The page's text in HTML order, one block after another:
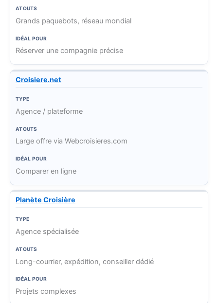
Grands paquebots, réseau mondial
Réserver une compagnie précise
Croisiere.net
Agence / plateforme
Large offre via Webcroisieres.com
Comparer en ligne
Planète Croisière
Agence spécialisée
Long-courrier, expédition, conseiller dédié
Projets complexes